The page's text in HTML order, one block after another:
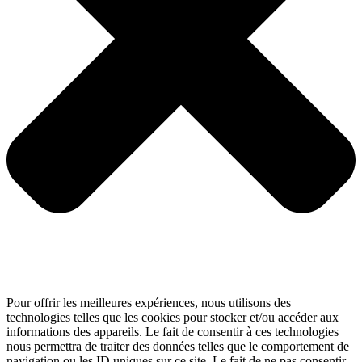
Pour offrir les meilleures expériences, nous utilisons des
technologies telles que les cookies pour stocker et/ou accéder aux
informations des appareils. Le fait de consentir à ces technologies
nous permettra de traiter des données telles que le comportement de